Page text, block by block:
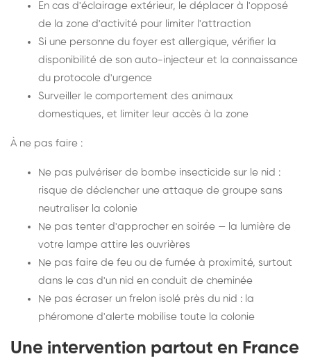
En cas d'éclairage extérieur, le déplacer à l'opposé
de la zone d'activité pour limiter l'attraction
Si une personne du foyer est allergique, vérifier la
disponibilité de son auto-injecteur et la connaissance
du protocole d'urgence
Surveiller le comportement des animaux
domestiques, et limiter leur accès à la zone
À ne pas faire :
Ne pas pulvériser de bombe insecticide sur le nid :
risque de déclencher une attaque de groupe sans
neutraliser la colonie
Ne pas tenter d'approcher en soirée — la lumière de
votre lampe attire les ouvrières
Ne pas faire de feu ou de fumée à proximité, surtout
dans le cas d'un nid en conduit de cheminée
Ne pas écraser un frelon isolé près du nid : la
phéromone d'alerte mobilise toute la colonie
Une intervention partout en France